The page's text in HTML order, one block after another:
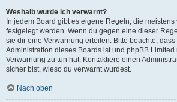
Weshalb wurde ich verwarnt?
In jedem Board gibt es eigene Regeln, die
festgelegt werden. Wenn du gegen eine dieser
sie dir eine Verwarnung erteilen. Bitte beachte,
Administration dieses Boards ist und phpBB Limited
Verwarnung zu tun hat. Kontaktiere einen
sicher bist, wieso du verwarnt wurdest.
Nach oben